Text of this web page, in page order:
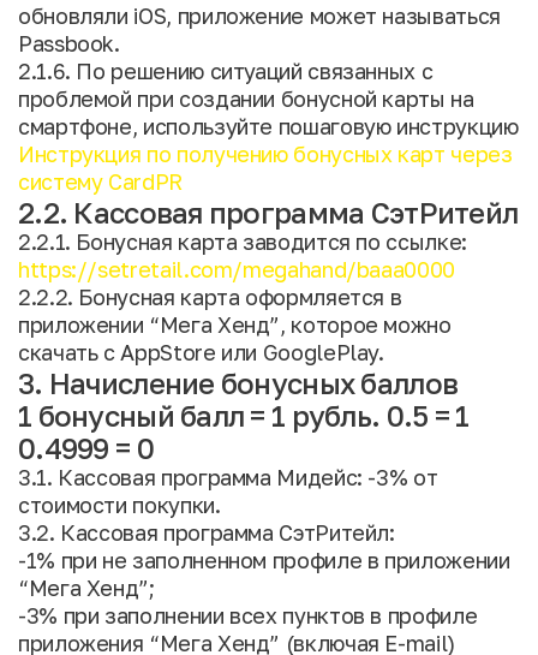
обновляли iOS, приложение может называться
Passbook.
2.1.6. По решению ситуаций связанных с
проблемой при создании бонусной карты на
смартфоне, используйте пошаговую инструкцию
Инструкция по получению бонусных карт через
систему CardPR
2.2. Кассовая программа СэтРитейл
2.2.1. Бонусная карта заводится по ссылке:
https://setretail.com/megahand/baaa0000
2.2.2. Бонусная карта оформляется в
приложении “Мега Хенд”, которое можно
скачать с AppStore или GooglePlay.
3. Начисление бонусных баллов
1 бонусный балл = 1 рубль. 0.5 = 1
0.4999 = 0
3.1. Кассовая программа Мидейс: -3% от
стоимости покупки.
3.2. Кассовая программа СэтРитейл:
-1% при не заполненном профиле в приложении
“Мега Хенд”;
-3% при заполнении всех пунктов в профиле
приложения “Мега Хенд” (включая E-mail)